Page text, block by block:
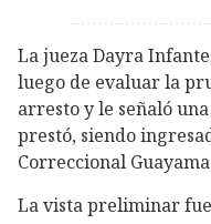
La jueza Dayra
luego de evaluar la
arresto y le señaló
prestó, siendo
Correccional
La vista preliminar